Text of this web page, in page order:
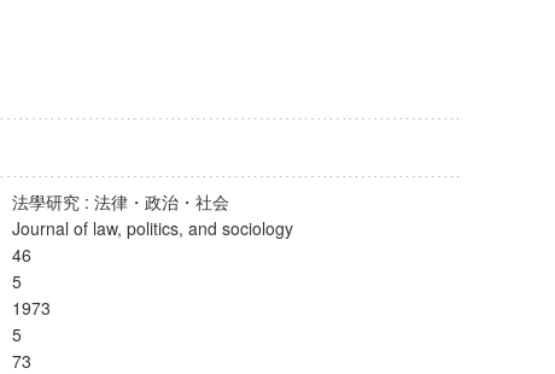
法學研究 : 法律・政治・社会
Journal of law, politics, and sociology
46
5
1973
5
73